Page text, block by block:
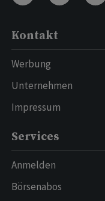
Kontakt
Werbung
Unternehmen
Impressum
Services
Anmelden
Börsenabos